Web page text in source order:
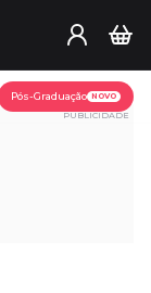
Pós-Graduação NOVO
PUBLICIDADE